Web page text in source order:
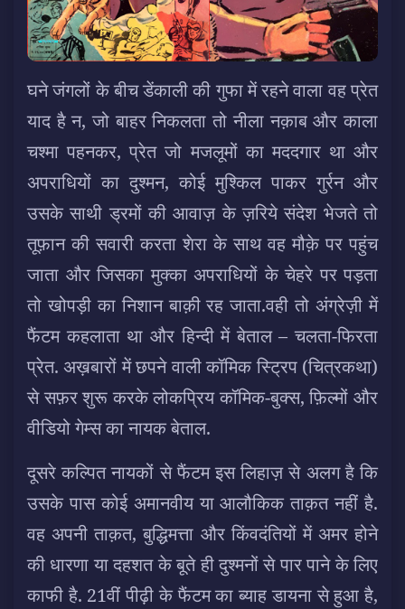
घने जंगलों के बीच डेंकाली की गुफा में रहने वाला वह प्रेत
याद है न, जो बाहर निकलता तो नीला नक़ाब और काला
चश्मा पहनकर, प्रेत जो मजलूमों का मददगार था और
अपराधियों का दुश्मन, कोई मुश्किल पाकर गुर्रन और
उसके साथी ड्रमों की आवाज़ के ज़रिये संदेश भेजते तो
तूफ़ान की सवारी करता शेरा के साथ वह मौक़े पर पहुंच
जाता और जिसका मुक्का अपराधियों के चेहरे पर पड़ता
तो खोपड़ी का निशान बाक़ी रह जाता.वही तो अंग्रेज़ी में
फैंटम कहलाता था और हिन्दी में बेताल – चलता-फिरता
प्रेत. अख़बारों में छपने वाली कॉमिक स्ट्रिप (चित्रकथा)
से सफ़र शुरू करके लोकप्रिय कॉमिक-बुक्स, फ़िल्मों और
वीडियो गेम्स का नायक बेताल.
दूसरे कल्पित नायकों से फैंटम इस लिहाज़ से अलग है कि
उसके पास कोई अमानवीय या आलौकिक ताक़त नहीं है.
वह अपनी ताक़त, बुद्धिमत्ता और किंवदंतियों में अमर होने
की धारणा या दहशत के बूते ही दुश्मनों से पार पाने के लिए
काफी है. 21वीं पीढ़ी के फैंटम का ब्याह डायना से हुआ है,